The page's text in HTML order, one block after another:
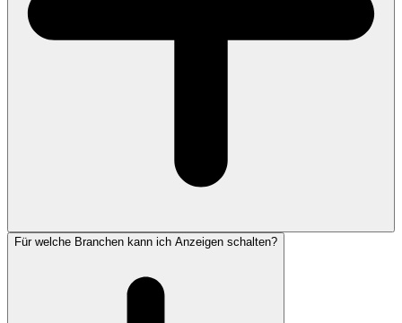
Für welche Branchen kann ich Anzeigen schalten?